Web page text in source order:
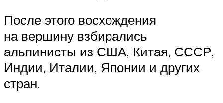
После этого восхождения
на вершину взбирались
альпинисты из США, Китая, СССР,
Индии, Италии, Японии и других
стран.